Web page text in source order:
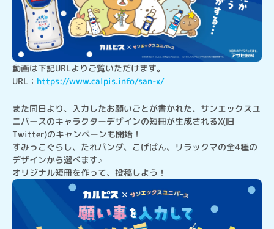
動画は下記URLよりご覧いただけます。
URL： https://www.calpis.info/san-x/
また同日より、入力したお願いごとが書かれた、サンエックスユ
ニバースのキャラクターデザインの短冊が生成されるX(旧
Twitter)のキャンペーンも開始！
すみっこぐらし、たれパンダ、こげぱん、リラックマの全4種の
デザインから選べます♪
オリジナル短冊を作って、投稿しよう！